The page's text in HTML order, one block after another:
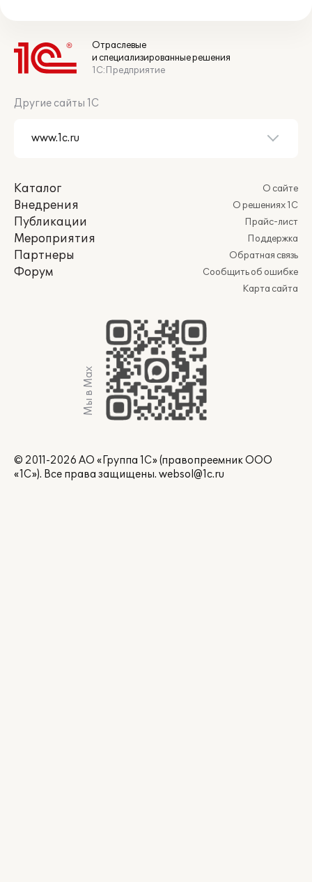
Отраслевые
и специализированные решения
1С:Предприятие
Другие сайты 1С
Каталог
Внедрения
Публикации
Мероприятия
Партнеры
Форум
О сайте
О решениях 1С
Прайс-лист
Поддержка
Обратная связь
Сообщить об ошибке
Карта сайта
Мы в Max
© 2011-2026 АО «Группа 1С» (правопреемник ООО
«1С»). Все права защищены. websol@1c.ru